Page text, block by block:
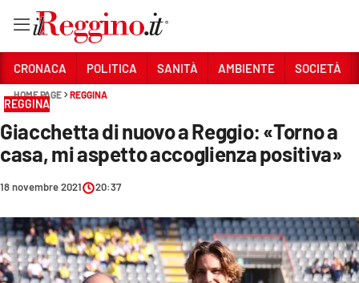
Sezioni
CRONACA
POLITICA
AMBIENTE
SOCIETÀ
CRONACA POLITICA SANITÀ AMBIENTE SOCIETÀ
HOME PAGE REGGINA
REGGINA
Giacchetta di nuovo a Reggio: «Torno a
casa, mi aspetto accoglienza positiva»
18 novembre 2021 20:37